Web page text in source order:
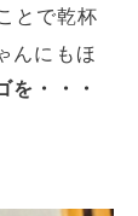
とで乾杯
んにもほ
を・・・